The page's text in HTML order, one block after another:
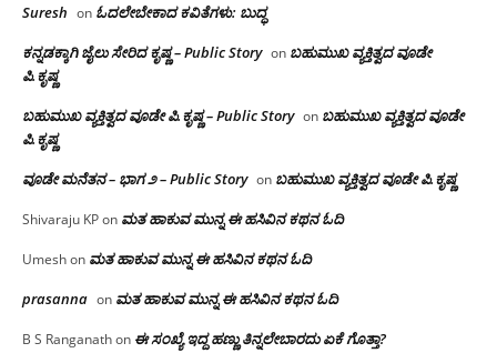
Suresh on ಓದಲೇಬೇಕಾದ‌ ಕವಿತೆಗಳು: ಬುದ್ಧ
ಕನ್ನಡಕ್ಕಾಗಿ ಜೈಲು ಸೇರಿದ ಕೃಷ್ಣ – Public Story on ಬಹುಮುಖ ವ್ಯಕ್ತಿತ್ವದ ವೂಡೇ
ಪಿ.ಕೃಷ್ಣ
ಬಹುಮುಖ ವ್ಯಕ್ತಿತ್ವದ ವೂಡೇ ಪಿ.ಕೃಷ್ಣ – Public Story on ಬಹುಮುಖ ವ್ಯಕ್ತಿತ್ವದ ವೂಡೇ
ಪಿ.ಕೃಷ್ಣ
ವೂಡೇ ಮನೆತನ – ಭಾಗ ೨ – Public Story on ಬಹುಮುಖ ವ್ಯಕ್ತಿತ್ವದ ವೂಡೇ ಪಿ.ಕೃಷ್ಣ
Shivaraju KPon ಮತ ಹಾಕುವ ಮುನ್ನ ಈ ಹಸಿವಿನ ಕಥನ ಓದಿ
Umeshon ಮತ ಹಾಕುವ ಮುನ್ನ ಈ ಹಸಿವಿನ ಕಥನ ಓದಿ
prasanna on ಮತ ಹಾಕುವ ಮುನ್ನ ಈ ಹಸಿವಿನ ಕಥನ ಓದಿ
B S Ranganathon ಈ ಸಂಖ್ಯೆ ಇದ್ದ ಹಣ್ಣು ತಿನ್ನಲೇಬಾರದು ಏಕೆ ಗೊತ್ತಾ?